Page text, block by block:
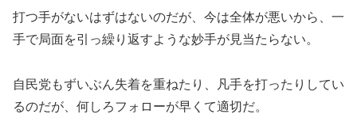
打つ手がないはずはないのだが、今は全体が悪いから、一
手で局面を引っ繰り返すような妙手が見当たらない。
自民党もずいぶん失着を重ねたり、凡手を打ったりしてい
るのだが、何しろフォローが早くて適切だ。